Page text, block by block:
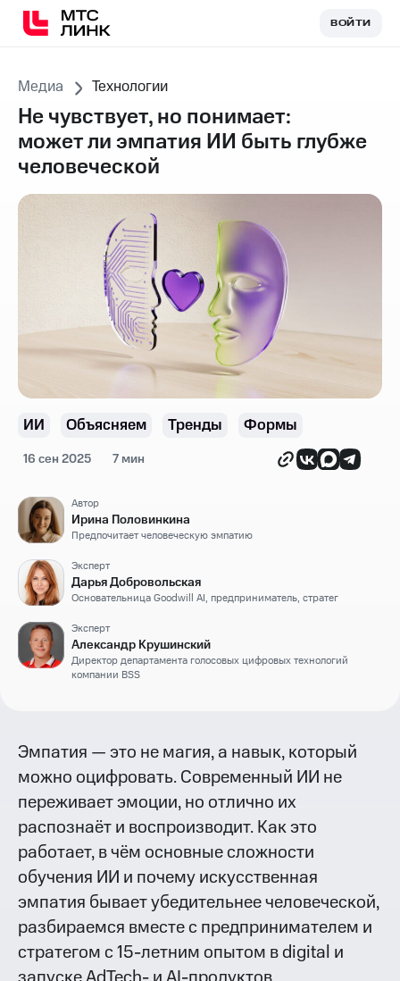
ВОЙТИВОЙТИ
Медиа Технологии
Не чувствует, но понимает:
может ли эмпатия ИИ быть глубже
человеческой
ИИ Объясняем Тренды Формы
16 сен 2025 7 мин
Автор
Ирина Половинкина
Предпочитает человеческую эмпатию
Эксперт
Дарья Добровольская
Основательница Goodwill AI, предприниматель, стратег
Эксперт
Александр Крушинский
Директор департамента голосовых цифровых технологий
компании BSS
Эмпатия — это не магия, а навык, который
можно оцифровать. Современный ИИ не
переживает эмоции, но отлично их
распознаёт и воспроизводит. Как это
работает, в чём основные сложности
обучения ИИ и почему искусственная
эмпатия бывает убедительнее человеческой,
разбираемся вместе с предпринимателем и
стратегом с 15-летним опытом в digital и